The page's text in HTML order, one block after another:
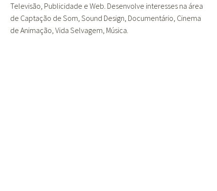
Televisão, Publicidade e Web. Desenvolve interesses na área
de Captação de Som, Sound Design, Documentário, Cinema
de Animação, Vida Selvagem, Música.